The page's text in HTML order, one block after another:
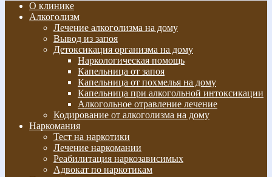
О клинике
Алкоголизм
Лечение алкоголизма на дому
Вывод из запоя
Детоксикация организма на дому
Наркологическая помощь
Капельница от запоя
Капельница от похмелья на дому
Капельница при алкогольной интоксикации
Алкогольное отравление лечение
Кодирование от алкоголизма на дому
Наркомания
Тест на наркотики
Лечение наркомании
Реабилитация наркозависимых
Адвокат по наркотикам